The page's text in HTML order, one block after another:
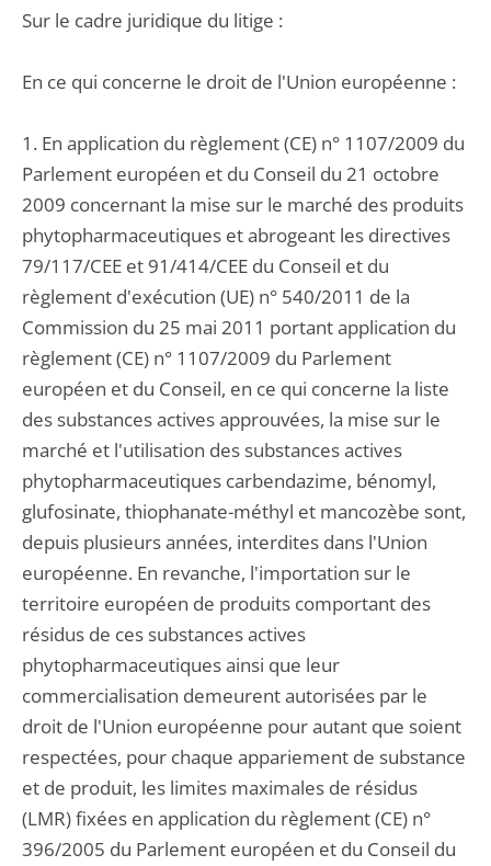
Sur le cadre juridique du litige :
En ce qui concerne le droit de l'Union européenne :
1. En application du règlement (CE) n° 1107/2009 du
Parlement européen et du Conseil du 21 octobre
2009 concernant la mise sur le marché des produits
phytopharmaceutiques et abrogeant les directives
79/117/CEE et 91/414/CEE du Conseil et du
règlement d'exécution (UE) n° 540/2011 de la
Commission du 25 mai 2011 portant application du
règlement (CE) n° 1107/2009 du Parlement
européen et du Conseil, en ce qui concerne la liste
des substances actives approuvées, la mise sur le
marché et l'utilisation des substances actives
phytopharmaceutiques carbendazime, bénomyl,
glufosinate, thiophanate-méthyl et mancozèbe sont,
depuis plusieurs années, interdites dans l'Union
européenne. En revanche, l'importation sur le
territoire européen de produits comportant des
résidus de ces substances actives
phytopharmaceutiques ainsi que leur
commercialisation demeurent autorisées par le
droit de l'Union européenne pour autant que soient
respectées, pour chaque appariement de substance
et de produit, les limites maximales de résidus
(LMR) fixées en application du règlement (CE) n°
396/2005 du Parlement européen et du Conseil du